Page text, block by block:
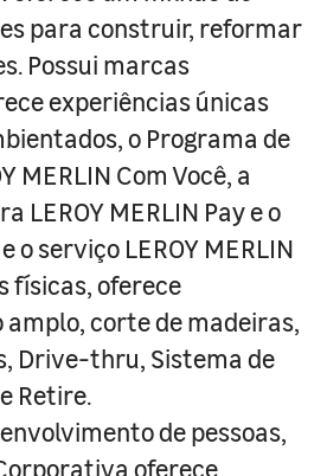
para construir, reformar
Possui marcas
experiências únicas
o Programa de
MERLIN Com Você, a
LEROY MERLIN Pay e o
o serviço LEROY MERLIN
físicas, oferece
corte de madeiras,
Drive-thru, Sistema de
Retire.
de pessoas,
oferece